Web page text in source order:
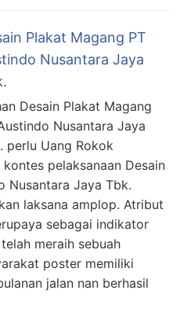
Plakat Magang PT
Nusantara Jaya
Desain Plakat Magang
Nusantara Jaya
perlu Uang Rokok
pelaksanaan Desain
Nusantara Jaya Tbk.
laksana amplop. Atribut
sebagai indikator
meraih sebuah
poster memiliki
jalan nan berhasil